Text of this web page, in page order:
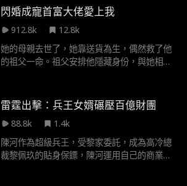
加珠寶鑑定會，賺到醫藥費，引起玉石大亨五
爺的注意。五爺想收張天為義子，但張天痛恨
親生父親農合平，拒絕成為五爺的兒子。鄭楚
楚支持他，兩人最終開設珠寶店，擺脫威脅，
妹妹也順利康復，張天過上幸福生活
閃婚成寵首富大佬愛上我
912.8k
12.8k
她的母親去世了，她靠送貨為生，偶然救了他
的祖父一命。祖父安排他隱藏身份，與她相
雷霆出擊：兵王女婿碾壓百億財團
88.8k
1.4k
陳河作為超級兵王，受黎家委託，成為高冷總
裁黎佩玖的貼身保鏢，陳河運用自己的商業知